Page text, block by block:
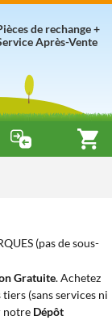
de rechange +
Après-Vente
(pas de sous-
Gratuite. Achetez
(sans services ni
notre Dépôt